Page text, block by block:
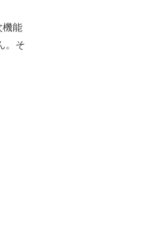
機能
。そ